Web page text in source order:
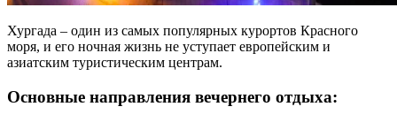
Хургада – один из самых популярных курортов Красного
моря, и его ночная жизнь не уступает европейским и
азиатским туристическим центрам.
Основные направления вечернего отдыха: